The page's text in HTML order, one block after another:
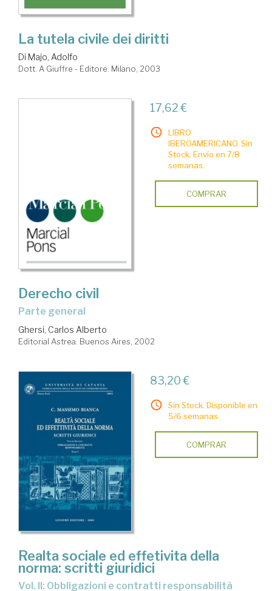
La tutela civile dei diritti
Di Majo, Adolfo
Dott. A Giuffre - Editore. Milano, 2003
17,62 €
LIBRO
IBEROAMERICANO. Sin
Stock. Envío en 7/8
semanas.
COMPRAR
Derecho civil
parte general
Ghersi, Carlos Alberto
Editorial Astrea. Buenos Aires, 2002
83,20 €
Sin Stock. Disponible en
5/6 semanas.
COMPRAR
Realta sociale ed effetivita della
norma: scritti giuridici
Vol. II: Obbligazioni e contratti responsabilità